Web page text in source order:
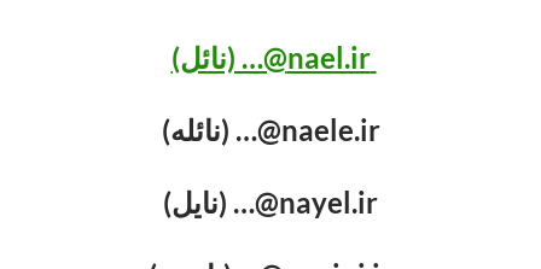
nael.ir@… (نائل)
naele.ir@… (نائله)
nayel.ir@… (نایل)